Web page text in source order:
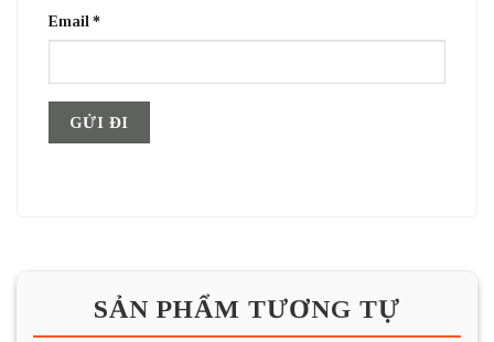
Email *
SẢN PHẨM TƯƠNG TỰ